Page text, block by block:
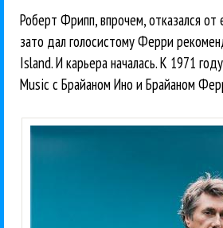
Роберт Фрипп, впрочем, отказался от
зато дал голосистому Ферри
Island. И карьера началась. К 1971
Music с Брайаном Ино и Брайаном